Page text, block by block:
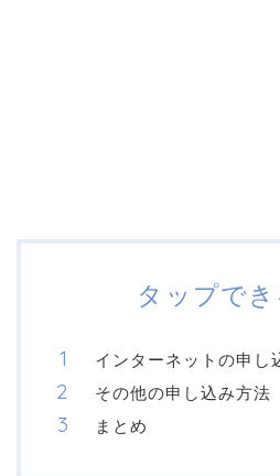
タップで
インターネットの申し
その他の申し込み方法
まとめ